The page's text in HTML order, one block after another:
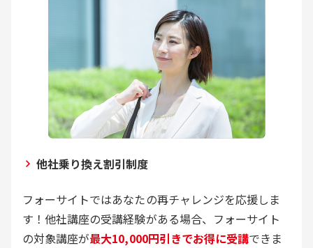
他社乗り換え割引制度
フォーサイトではあなたの再チャレンジを応援しま
す！他社講座の受講経験がある場合、フォーサイト
の対象講座が最大10,000円引きでお得に受講できま